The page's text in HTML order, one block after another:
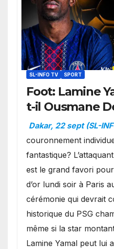
SL-INFO TV SPORT
Foot: Lamine
t-il Ousmane
Ballon d’or ?
Dakar, 22 sept (SL-
couronnement
fantastique?
est le grand favori
d’or lundi soir à Paris
cérémonie qui devrait
historique du PSG
même si la star
Lamine Yamal peut lui